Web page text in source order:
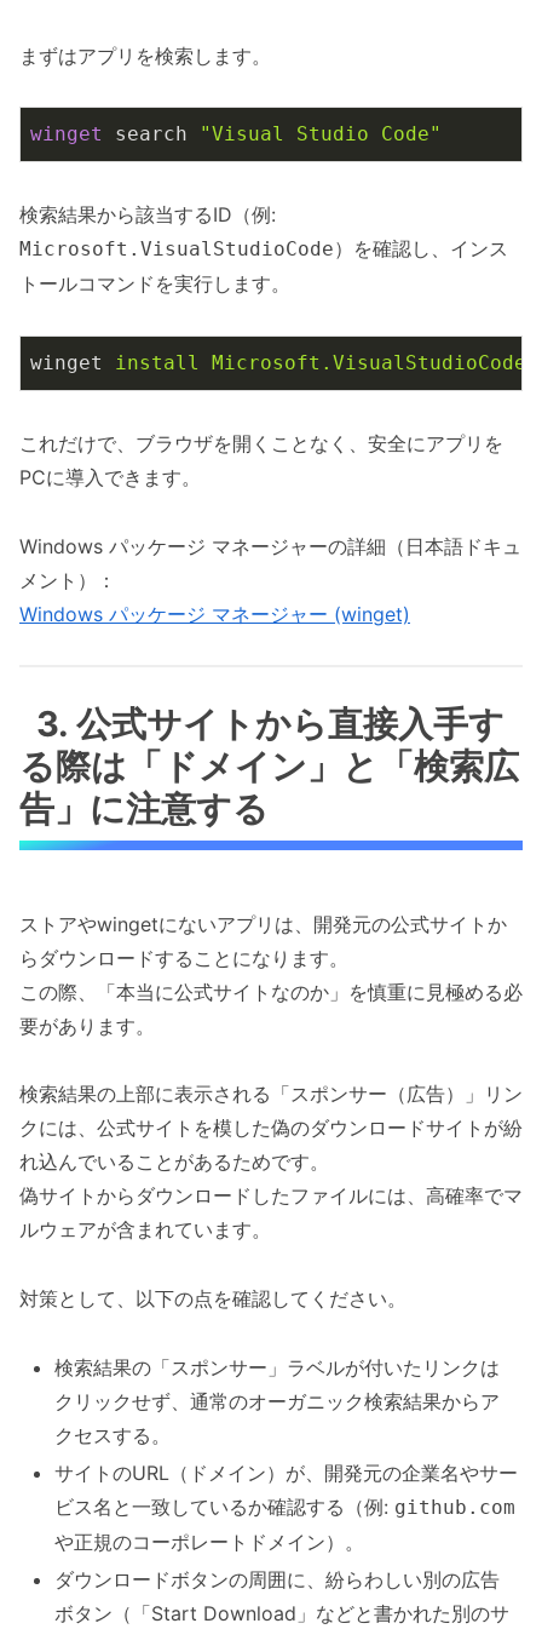
まずはアプリを検索します。
winget search "Visual Studio Code"
検索結果から該当するID（例:
Microsoft.VisualStudioCode）を確認し、インス
トールコマンドを実行します。
winget install Microsoft.VisualStudioCode
これだけで、ブラウザを開くことなく、安全にアプリを
PCに導入できます。
Windows パッケージ マネージャーの詳細（日本語ドキュ
メント）：
Windows パッケージ マネージャー (winget)
3. 公式サイトから直接入手す
る際は「ドメイン」と「検索広
告」に注意する
ストアやwingetにないアプリは、開発元の公式サイトか
らダウンロードすることになります。
この際、「本当に公式サイトなのか」を慎重に見極める必
要があります。
検索結果の上部に表示される「スポンサー（広告）」リン
クには、公式サイトを模した偽のダウンロードサイトが紛
れ込んでいることがあるためです。
偽サイトからダウンロードしたファイルには、高確率でマ
ルウェアが含まれています。
対策として、以下の点を確認してください。
検索結果の「スポンサー」ラベルが付いたリンクは
クリックせず、通常のオーガニック検索結果からア
クセスする。
サイトのURL（ドメイン）が、開発元の企業名やサー
ビス名と一致しているか確認する（例: github.com
や正規のコーポレートドメイン）。
ダウンロードボタンの周囲に、紛らわしい別の広告
ボタン（「Start Download」などと書かれた別のサ